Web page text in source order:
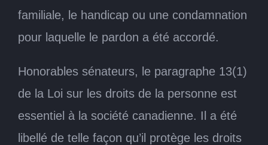
familiale, le handicap ou une condamnation
pour laquelle le pardon a été accordé.
Honorables sénateurs, le paragraphe 13(1)
de la Loi sur les droits de la personne est
essentiel à la société canadienne. Il a été
libellé de telle façon qu’il protège les droits